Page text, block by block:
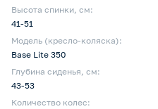
Высота спинки, см:
41-51
Модель (кресло-коляска):
Base Lite 350
Глубина сиденья, cм:
43-53
Количество колес: